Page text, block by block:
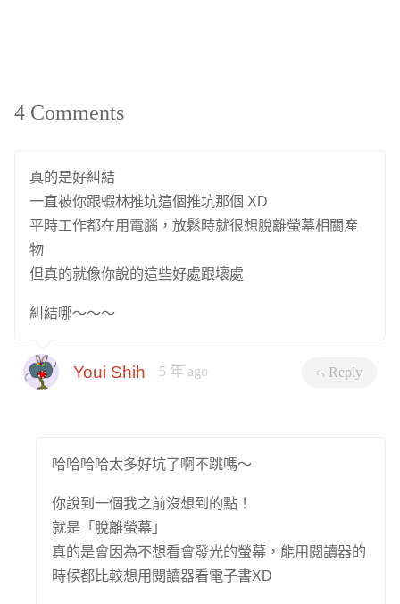
4 Comments
真的是好糾結
一直被你跟蝦林推坑這個推坑那個 XD
平時工作都在用電腦，放鬆時就很想脫離螢幕相關產
物
但真的就像你說的這些好處跟壞處
糾結哪～～～
Youi Shih 5 年 ago Reply
哈哈哈哈太多好坑了啊不跳嗎～
你說到一個我之前沒想到的點！
就是「脫離螢幕」
真的是會因為不想看會發光的螢幕，能用閱讀器的
時候都比較想用閱讀器看電子書XD